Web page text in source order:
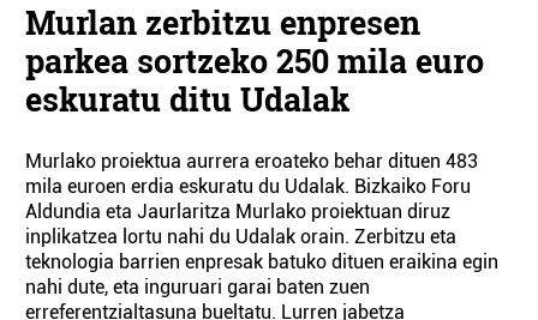
Murlan zerbitzu enpresen
parkea sortzeko 250 mila euro
eskuratu ditu Udalak
Murlako proiektua aurrera eroateko behar dituen 483
mila euroen erdia eskuratu du Udalak. Bizkaiko Foru
Aldundia eta Jaurlaritza Murlako proiektuan diruz
inplikatzea lortu nahi du Udalak orain. Zerbitzu eta
teknologia barrien enpresak batuko dituen eraikina egin
nahi dute, eta inguruari garai baten zuen
erreferentzialtasuna bueltatu. Lurren jabetza